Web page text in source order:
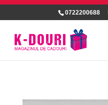
0722200688